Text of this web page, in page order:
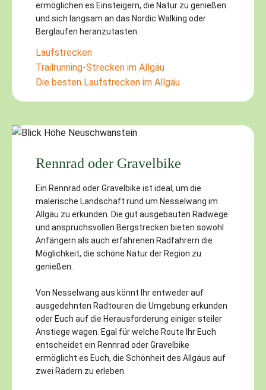
ermöglichen es Einsteigern, die Natur zu genießen
und sich langsam an das Nordic Walking oder
Berglaufen heranzutasten.
Laufstrecken
Trailrunning-Strecken im Allgäu
Die besten Laufstrecken im Allgäu
Rennrad oder Gravelbike
Ein Rennrad oder Gravelbike ist ideal, um die
malerische Landschaft rund um Nesselwang im
Allgäu zu erkunden. Die gut ausgebauten Radwege
und anspruchsvollen Bergstrecken bieten sowohl
Anfängern als auch erfahrenen Radfahrern die
Möglichkeit, die schöne Natur der Region zu
genießen.
Von Nesselwang aus könnt Ihr entweder auf
ausgedehnten Radtouren die Umgebung erkunden
oder Euch auf die Herausforderung einiger steiler
Anstiege wagen. Egal für welche Route Ihr Euch
entscheidet ein Rennrad oder Gravelbike
ermöglicht es Euch, die Schönheit des Allgäus auf
zwei Rädern zu erleben.